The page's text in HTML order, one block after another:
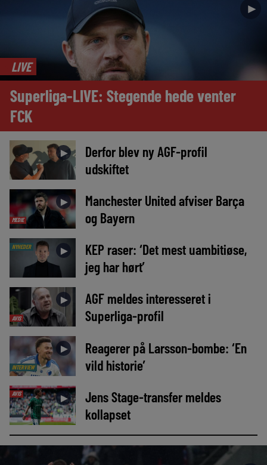
►
LIVE
Superliga-LIVE: Stegende hede venter
FCK
►
Derfor blev ny AGF-profil
udskiftet
MEDIE
►
Manchester United afviser Barça
og Bayern
NYHEDER ►
KEP raser: ‘Det mest uambitiøse,
jeg har hørt’
AVIS
►
AGF meldes interesseret i
Superliga-profil
INTERVIEW
►
Reagerer på Larsson-bombe: ‘En
vild historie’
AVIS ►
Jens Stage-transfer meldes
kollapset